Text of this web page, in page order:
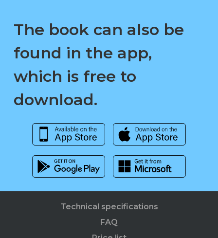
The book can also be
found in the app,
which is free to
download.
Technical specifications
FAQ